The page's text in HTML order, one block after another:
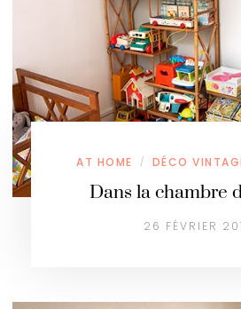
AT HOME / DÉCO
Dans la chambre
26 FÉVRIER